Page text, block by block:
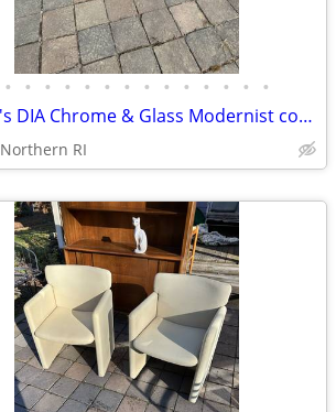
• • • • • • • • • • • • • •
(2) 1980's DIA Chrome & Glass Modernist coffee / side table B49
Northern RI